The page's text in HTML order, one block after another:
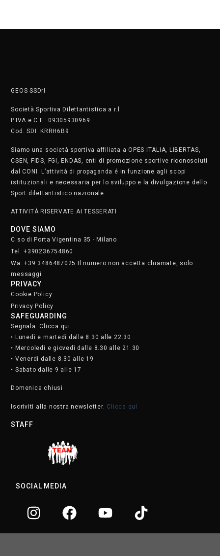
GEOS SSDrl
Società Sportiva Dilettantistica a r.l.
P.IVA e C.F.: 09305930969
Cod. SDI: KRRH6B9
Siamo una società sportiva affiliata a OPES ITALIA, LIBERTAS,
CSEN, FIDS, FGI, ENDAS, enti di promozione sportive riconosciuti
dal CONI. L’attività di propaganda é in funzione agli scopi
istituzionali e necessaria per lo sviluppo e la divulgazione dello
Sport dilettantistico nazionale.
ATTIVITÀ RISERVATE AI TESSERATI
DOVE SIAMO
C.so di Porta Vigentina 35 - Milano
Tel. +390236754860
Wa: +39 3486487025 Il numero non accetta chiamate, solo
messaggi
PRIVACY
Cookie Policy
Privacy Policy
SAFEGUARDING
Segnala. Clicca qui
• Lunedì e martedì dalle 8.30 alle 22.30
• Mercoledì e giovedì dalle 8.30 alle 21.30
• Venerdì dalle 8.30 alle 19
• Sabato dalle 9 alle 17
Domenica chiusi
Iscriviti alla nostra newsletter. Clicca qui
STAFF
SOCIAL MEDIA